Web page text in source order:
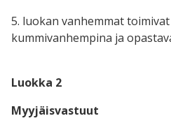
5. luokan vanhemmat
kummivanhempina ja
Luokka 2
Myyjäisvastuut